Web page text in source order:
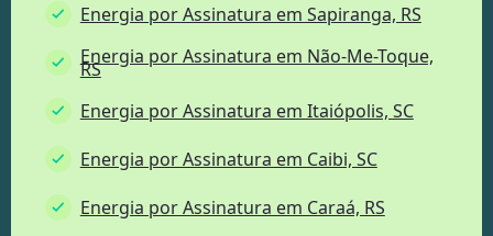
Energia por Assinatura em Sapiranga, RS
Energia por Assinatura em Não-Me-Toque,
RS
Energia por Assinatura em Itaiópolis, SC
Energia por Assinatura em Caibi, SC
Energia por Assinatura em Caraá, RS